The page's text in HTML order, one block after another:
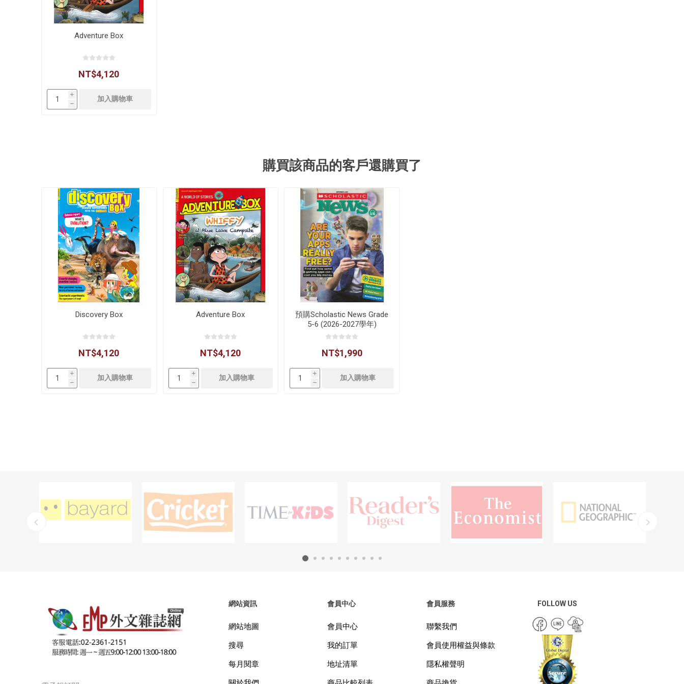
Adventure Box
NT$4,120
i
h
購買該商品的客戶還購買了
Discovery Box
NT$4,120
i
h
Adventure Box
NT$4,120
i
h
預購Scholastic News Grade
5-6 (2026-2027學年)
NT$1,990
i
h
網站資訊
網站地圖
搜尋
每月閱章
會員中心
會員中心
我的訂單
地址清單
會員服務
聯繫我們
會員使用權益與條款
隱私權聲明
FOLLOW US